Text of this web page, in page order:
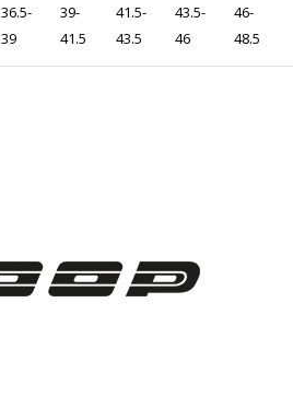
36.5-
39
39-
41.5
41.5-
43.5
43.5-
46
46-
48.5